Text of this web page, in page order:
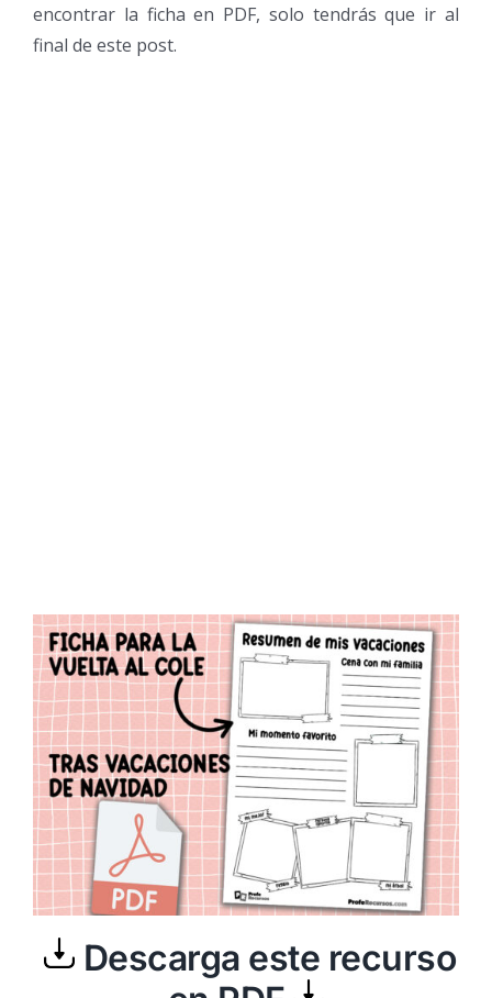
encontrar la ficha en PDF, solo tendrás que ir al
final de este post.
Descarga este recurso